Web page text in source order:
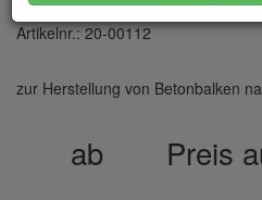
Artikelnr.: 20-00112
zur Herstellung von Betonbalken
ab Preis